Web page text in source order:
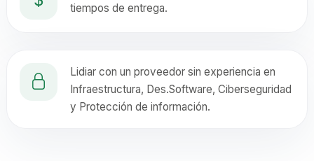
tiempos de entrega.
Lidiar con un proveedor sin experiencia en
Infraestructura, Des.Software, Ciberseguridad
y Protección de información.